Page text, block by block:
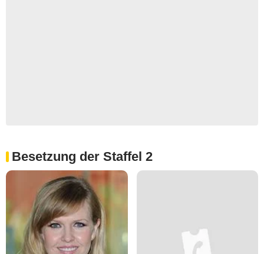
Besetzung der Staffel 2